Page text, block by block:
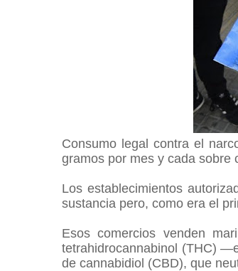
Consumo legal contra el
gramos por mes y cada sobre
Los establecimientos
sustancia pero, como era el
Esos comercios venden
tetrahidrocannabinol (THC)
de cannabidiol (CBD), que